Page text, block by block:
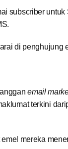
subscriber untuk
di penghujung
email
terkini
mereka